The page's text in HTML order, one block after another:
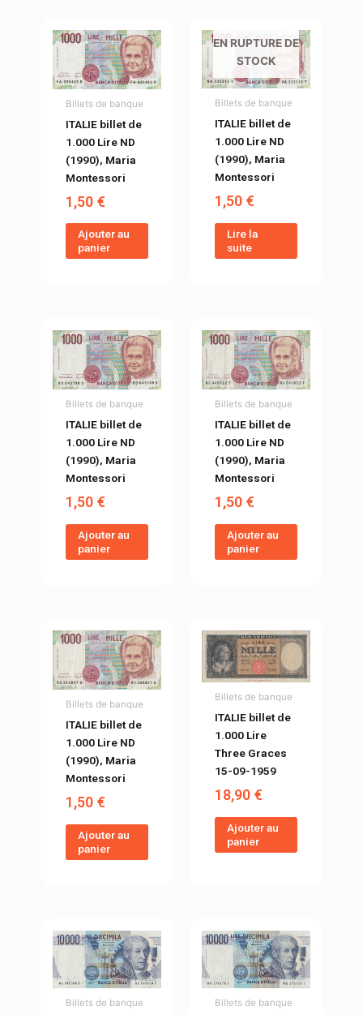
Billets de banque
ITALIE billet de
1.000 Lire ND
(1990), Maria
Montessori
1,50€
Ajouter au
panier
EN RUPTURE DE
STOCK
Billets de banque
ITALIE billet de
1.000 Lire ND
(1990), Maria
Montessori
1,50€
Lire la
suite
Billets de banque
ITALIE billet de
1.000 Lire ND
(1990), Maria
Montessori
1,50€
Ajouter au
panier
Billets de banque
ITALIE billet de
1.000 Lire ND
(1990), Maria
Montessori
1,50€
Ajouter au
panier
Billets de banque
ITALIE billet de
1.000 Lire ND
(1990), Maria
Montessori
1,50€
Ajouter au
panier
Billets de banque
ITALIE billet de
1.000 Lire
Three Graces
15-09-1959
18,90€
Ajouter au
panier
Billets de banque Billets de banque